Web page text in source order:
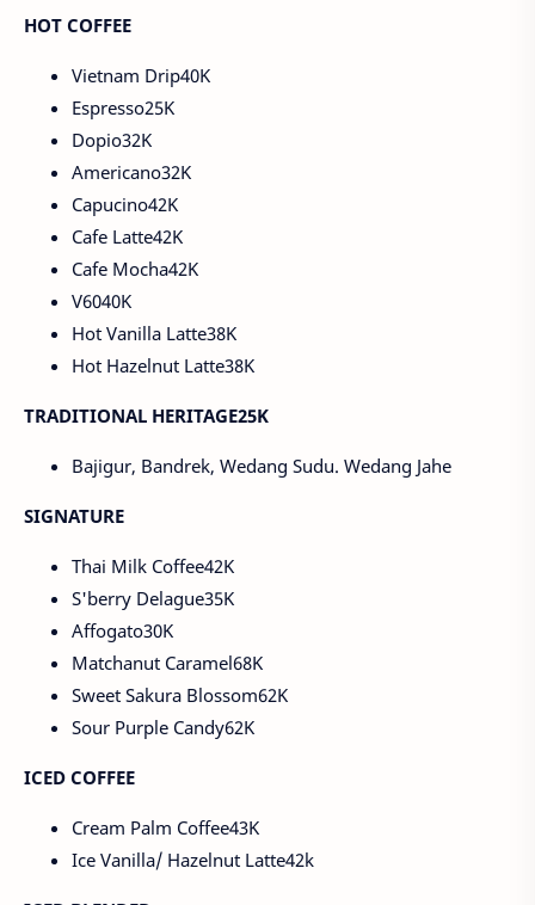
HOT COFFEE
Vietnam Drip40K
Espresso25K
Dopio32K
Americano32K
Capucino42K
Cafe Latte42K
Cafe Mocha42K
V6040K
Hot Vanilla Latte38K
Hot Hazelnut Latte38K
TRADITIONAL HERITAGE25K
Bajigur, Bandrek, Wedang Sudu. Wedang Jahe
SIGNATURE
Thai Milk Coffee42K
S'berry Delague35K
Affogato30K
Matchanut Caramel68K
Sweet Sakura Blossom62K
Sour Purple Candy62K
ICED COFFEE
Cream Palm Coffee43K
Ice Vanilla/ Hazelnut Latte42k